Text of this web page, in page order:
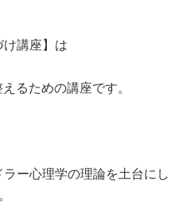
講座】は
るための講座です。
ー心理学の理論を土台にし